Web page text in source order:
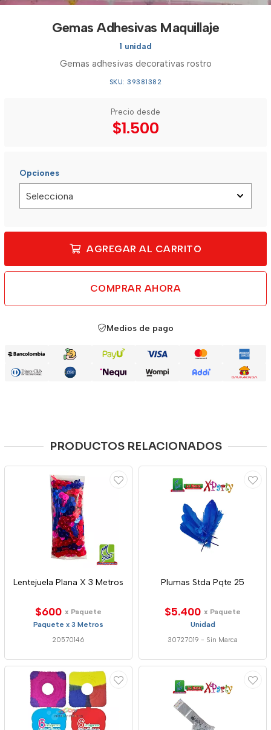
Gemas Adhesivas Maquillaje
1 unidad
Gemas adhesivas decorativas rostro
SKU: 39381382
Precio desde
$1.500
Opciones
AGREGAR AL CARRITO
COMPRAR AHORA
Medios de pago
PRODUCTOS RELACIONADOS
Lentejuela Plana X 3 Metros
$600 x Paquete
Paquete x 3 Metros
20570146
Plumas Stda Pqte 25
$5.400 x Paquete
Unidad
30727019 - Sin Marca